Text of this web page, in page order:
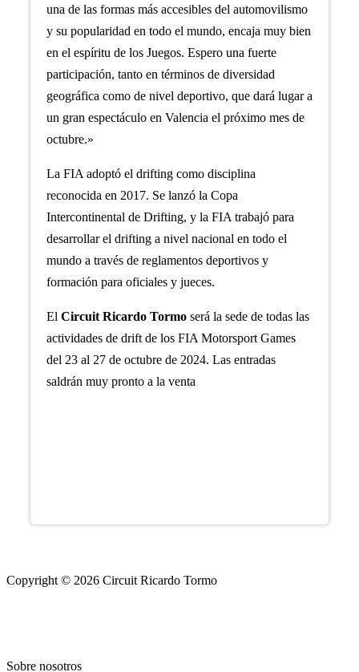
una de las formas más accesibles del automovilismo
y su popularidad en todo el mundo, encaja muy bien
en el espíritu de los Juegos. Espero una fuerte
participación, tanto en términos de diversidad
geográfica como de nivel deportivo, que dará lugar a
un gran espectáculo en Valencia el próximo mes de
octubre.»
La FIA adoptó el drifting como disciplina
reconocida en 2017. Se lanzó la Copa
Intercontinental de Drifting, y la FIA trabajó para
desarrollar el drifting a nivel nacional en todo el
mundo a través de reglamentos deportivos y
formación para oficiales y jueces.
El Circuit Ricardo Tormo será la sede de todas las
actividades de drift de los FIA Motorsport Games
del 23 al 27 de octubre de 2024. Las entradas
saldrán muy pronto a la venta
Copyright © 2026 Circuit Ricardo Tormo
Sobre nosotros